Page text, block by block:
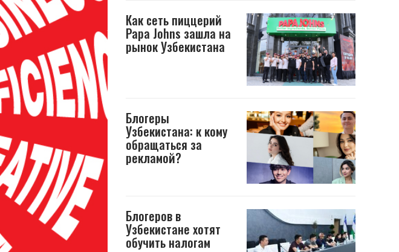
Как сеть пиццерий
Papa Johns зашла на
рынок Узбекистана
Блогеры
Узбекистана: к кому
обращаться за
рекламой?
Блогеров в
Узбекистане хотят
обучить налогам